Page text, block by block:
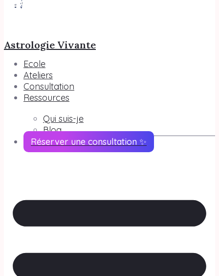
Astrologie Vivante
Ecole
Ateliers
Consultation
Ressources
Qui suis-je
Blog
Réserver une consultation ✨